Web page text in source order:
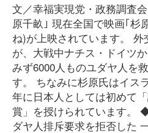
文／幸福実現党・政務調
原千畝｣ 現在全国で映画｢杉
ね)が上映されています。
が、大戦中ナチス・ドイツ
みず6000人ものユダヤ人を
す。 ちなみに杉原氏はイス
年に日本人としては初めて
賞」を授けられています。
ダヤ人排斥要求を拒否した